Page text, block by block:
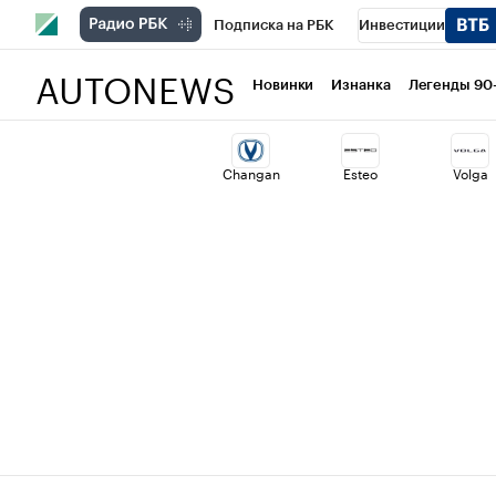
Подписка на РБК Инвестиции
Национальные проекты Город
Кредитные рейтинги Франшизы
AUTONEWS Новинки Изнанка Легенды
Changan Esteo Volga